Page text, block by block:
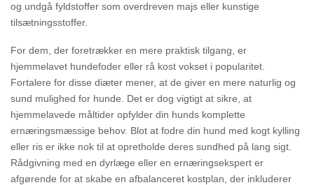
og undgå fyldstoffer som overdreven majs eller kunstige
tilsætningsstoffer.
For dem, der foretrækker en mere praktisk tilgang, er
hjemmelavet hundefoder eller rå kost vokset i popularitet.
Fortalere for disse diæter mener, at de giver en mere naturlig og
sund mulighed for hunde. Det er dog vigtigt at sikre, at
hjemmelavede måltider opfylder din hunds komplette
ernæringsmæssige behov. Blot at fodre din hund med kogt kylling
eller ris er ikke nok til at opretholde deres sundhed på lang sigt.
Rådgivning med en dyrlæge eller en ernæringsekspert er
afgørende for at skabe en afbalanceret kostplan, der inkluderer